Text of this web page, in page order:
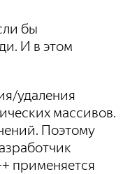
бы
И в этом
удаления
массивов.
Поэтому
применяется